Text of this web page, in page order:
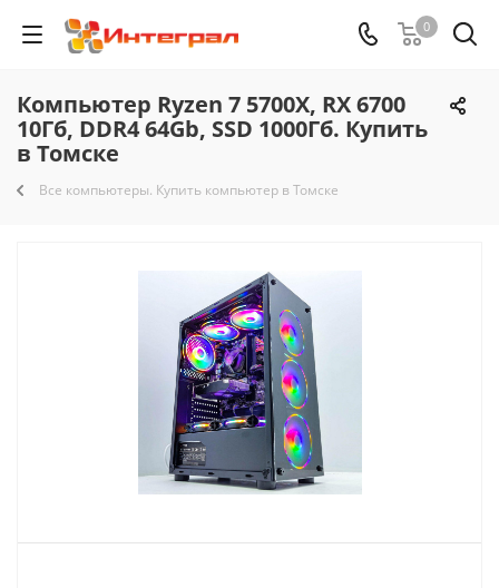
0
Компьютер Ryzen 7 5700X, RX 6700
10Гб, DDR4 64Gb, SSD 1000Гб. Купить
в Томске
Все компьютеры. Купить компьютер в Томске